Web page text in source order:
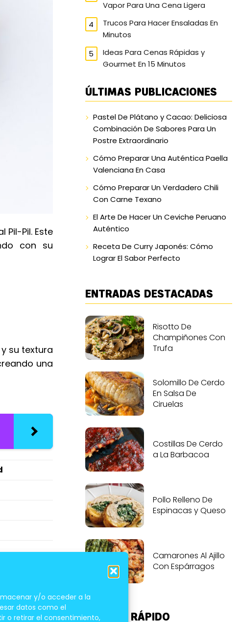
y/o acceder a la
datos como el
o retirar el consentimiento,
Pil. Este
con su
su textura
una
Vapor Para Una Cena Ligera
Trucos Para Hacer Ensaladas En
Minutos
Ideas Para Cenas Rápidas y
Gourmet En 15 Minutos
ÚLTIMAS PUBLICACIONES
Pastel De Plátano y Cacao: Deliciosa
Combinación De Sabores Para Un
Postre Extraordinario
Cómo Preparar Una Auténtica Paella
Valenciana En Casa
Cómo Preparar Un Verdadero Chili
Con Carne Texano
El Arte De Hacer Un Ceviche Peruano
Auténtico
Receta De Curry Japonés: Cómo
Lograr El Sabor Perfecto
ENTRADAS DESTACADAS
Risotto De
Champiñones Con
Trufa
Solomillo De Cerdo
En Salsa De
Ciruelas
Costillas De Cerdo
a La Barbacoa
Pollo Relleno De
Espinacas y Queso
Camarones Al Ajillo
Con Espárragos
ACCESO RÁPIDO